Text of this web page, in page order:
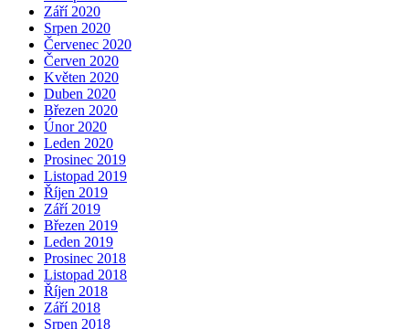
Září 2020
Srpen 2020
Červenec 2020
Červen 2020
Květen 2020
Duben 2020
Březen 2020
Únor 2020
Leden 2020
Prosinec 2019
Listopad 2019
Říjen 2019
Září 2019
Březen 2019
Leden 2019
Prosinec 2018
Listopad 2018
Říjen 2018
Září 2018
Srpen 2018